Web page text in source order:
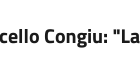
Congiu: "La